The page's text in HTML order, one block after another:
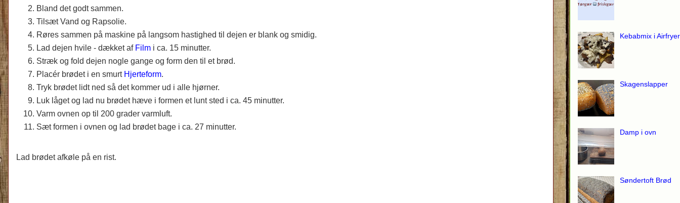
Bland det godt sammen.
Tilsæt Vand og Rapsolie.
Røres sammen på maskine på langsom hastighed til dejen er blank og smidig.
Lad dejen hvile - dækket af Film i ca. 15 minutter.
Stræk og fold dejen nogle gange og form den til et brød.
Placér brødet i en smurt Hjerteform.
Tryk brødet lidt ned så det kommer ud i alle hjørner.
Luk låget og lad nu brødet hæve i formen et lunt sted i ca. 45 minutter.
Varm ovnen op til 200 grader varmluft.
Sæt formen i ovnen og lad brødet bage i ca. 27 minutter.
Lad brødet afkøle på en rist.
Kebabmix i Airfryer
Skagenslapper
Damp i ovn
Søndertoft Brød